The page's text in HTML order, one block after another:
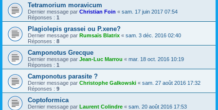
Tetramorium moravicum
Dernier message par Christian Foin « sam. 17 juin 2017 07:54
Réponses : 1
Plagiolepis grassei ou P.xene?
Dernier message par Rumsaïs Blatrix « sam. 3 déc. 2016 02:40
Réponses : 8
Camponotus Grecque
Dernier message par Jean-Luc Marrou « mar. 18 oct. 2016 10:19
Réponses : 1
Camponotus parasite ?
Dernier message par Christophe Galkowski « sam. 27 août 2016 17:32
Réponses : 9
Coptoformica
Dernier message par Laurent Colindre « sam. 20 août 2016 17:53